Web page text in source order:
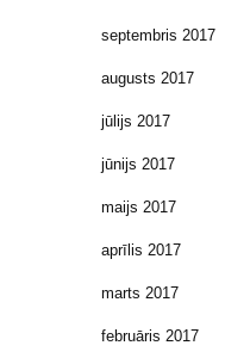
septembris 2017
augusts 2017
jūlijs 2017
jūnijs 2017
maijs 2017
aprīlis 2017
marts 2017
februāris 2017